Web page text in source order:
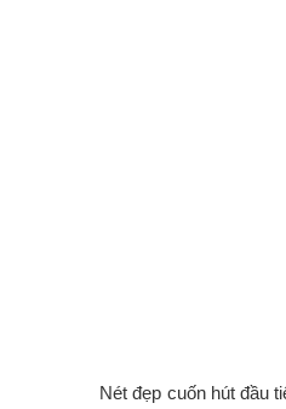
Nét đẹp cuốn hút đầu